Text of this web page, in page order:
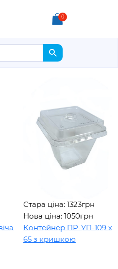
0
Стара ціна: 1323грн
Нова ціна: 1050грн
Контейнер ПР-УП-109 х
65 з кришкою